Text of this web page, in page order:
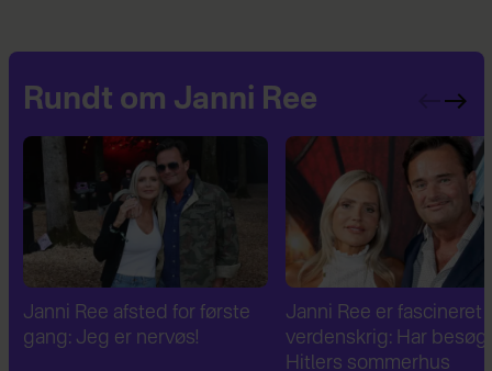
Rundt om Janni Ree
Janni Ree er fascineret af 2.
verdenskrig: Har besøgt
Janni Ree bryder
tavsheden: "Det er
fuldstændig absurd"